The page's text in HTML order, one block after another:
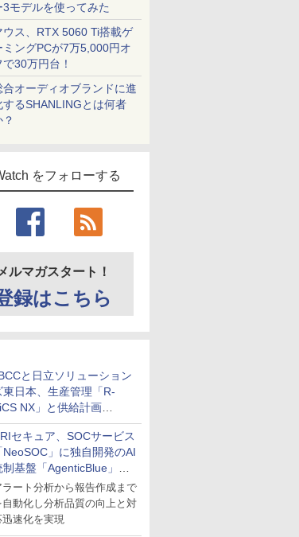
3モデルを使ってみた
ウス、RTX 5060 Ti搭載ゲ
ミングPCが7万5,000円オ
で30万円台！
合オーディオブランドに進
するSHANLINGとは何者
をフォローする
ルマガスタート！
録はこちら
と日立ソリューション
東日本、生産管理「R-
NX」と供給計画
scSQUARE ISP」の連携サ
ビスを提供開始
セキュア、SOCサービス
NeoSOC」に独自開発のAI
制基盤「AgenticBlue」を
入
ラート分析から報告作成まで
自動化し分析品質の向上と対
迅速化を実現